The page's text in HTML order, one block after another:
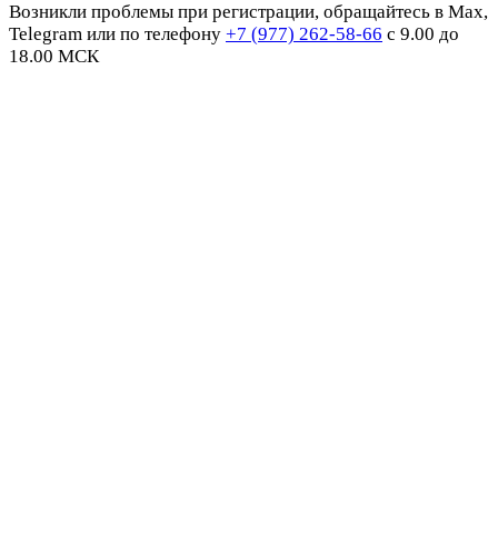
Возникли проблемы при регистрации, обращайтесь в Max,
Telegram или по телефону +7 (977) 262-58-66 с 9.00 до
18.00 МСК